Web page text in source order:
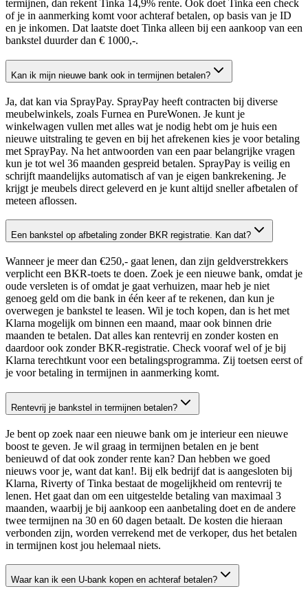
termijnen, dan rekent Tinka 14,9% rente. Ook doet Tinka een check
of je in aanmerking komt voor achteraf betalen, op basis van je ID
en je inkomen. Dat laatste doet Tinka alleen bij een aankoop van een
bankstel duurder dan € 1000,-.
Kan ik mijn nieuwe bank ook in termijnen betalen?
Ja, dat kan via SprayPay. SprayPay heeft contracten bij diverse
meubelwinkels, zoals Furnea en PureWonen. Je kunt je
winkelwagen vullen met alles wat je nodig hebt om je huis een
nieuwe uitstraling te geven en bij het afrekenen kies je voor betaling
met SprayPay. Na het antwoorden van een paar belangrijke vragen
kun je tot wel 36 maanden gespreid betalen. SprayPay is veilig en
schrijft maandelijks automatisch af van je eigen bankrekening. Je
krijgt je meubels direct geleverd en je kunt altijd sneller afbetalen of
meteen aflossen.
Een bankstel op afbetaling zonder BKR registratie. Kan dat?
Wanneer je meer dan €250,- gaat lenen, dan zijn geldverstrekkers
verplicht een BKR-toets te doen. Zoek je een nieuwe bank, omdat je
oude versleten is of omdat je gaat verhuizen, maar heb je niet
genoeg geld om die bank in één keer af te rekenen, dan kun je
overwegen je bankstel te leasen. Wil je toch kopen, dan is het met
Klarna mogelijk om binnen een maand, maar ook binnen drie
maanden te betalen. Dat alles kan rentevrij en zonder kosten en
daardoor ook zonder BKR-registratie. Check vooraf wel of je bij
Klarna terechtkunt voor een betalingsprogramma. Zij toetsen eerst of
je voor betaling in termijnen in aanmerking komt.
Rentevrij je bankstel in termijnen betalen?
Je bent op zoek naar een nieuwe bank om je interieur een nieuwe
boost te geven. Je wil graag in termijnen betalen en je bent
benieuwd of dat ook zonder rente kan? Dan hebben we goed
nieuws voor je, want dat kan!. Bij elk bedrijf dat is aangesloten bij
Klarna, Riverty of Tinka bestaat de mogelijkheid om rentevrij te
lenen. Het gaat dan om een uitgestelde betaling van maximaal 3
maanden, waarbij je bij aankoop een aanbetaling doet en de andere
twee termijnen na 30 en 60 dagen betaalt. De kosten die hieraan
verbonden zijn, worden verrekend met de verkoper, dus het betalen
in termijnen kost jou helemaal niets.
Waar kan ik een U-bank kopen en achteraf betalen?